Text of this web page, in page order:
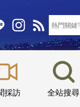
採訪 全站搜尋